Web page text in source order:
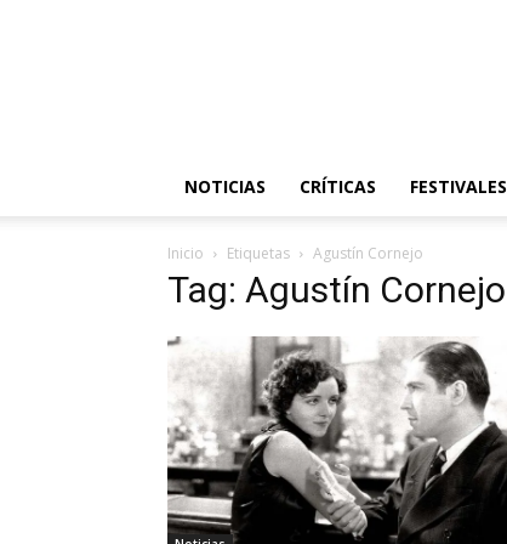
NOTICIAS CRÍTICAS FESTIVALES
Inicio Etiquetas Agustín Cornejo
Tag: Agustín Cornejo